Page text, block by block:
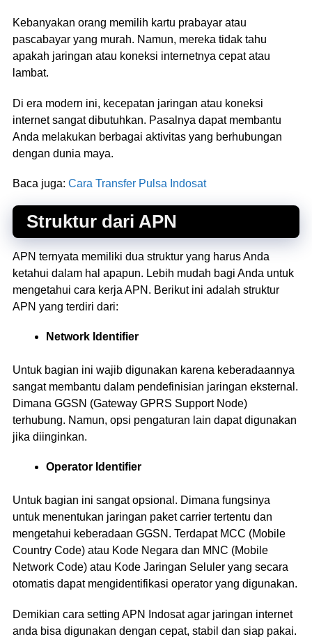
Kebanyakan orang memilih kartu prabayar atau
pascabayar yang murah. Namun, mereka tidak tahu
apakah jaringan atau koneksi internetnya cepat atau
lambat.
Di era modern ini, kecepatan jaringan atau koneksi
internet sangat dibutuhkan. Pasalnya dapat membantu
Anda melakukan berbagai aktivitas yang berhubungan
dengan dunia maya.
Baca juga: Cara Transfer Pulsa Indosat
Struktur dari APN
APN ternyata memiliki dua struktur yang harus Anda
ketahui dalam hal apapun. Lebih mudah bagi Anda untuk
mengetahui cara kerja APN. Berikut ini adalah struktur
APN yang terdiri dari:
Network Identifier
Untuk bagian ini wajib digunakan karena keberadaannya
sangat membantu dalam pendefinisian jaringan eksternal.
Dimana GGSN (Gateway GPRS Support Node)
terhubung. Namun, opsi pengaturan lain dapat digunakan
jika diinginkan.
Operator Identifier
Untuk bagian ini sangat opsional. Dimana fungsinya
untuk menentukan jaringan paket carrier tertentu dan
mengetahui keberadaan GGSN. Terdapat MCC (Mobile
Country Code) atau Kode Negara dan MNC (Mobile
Network Code) atau Kode Jaringan Seluler yang secara
otomatis dapat mengidentifikasi operator yang digunakan.
Demikian cara setting APN Indosat agar jaringan internet
anda bisa digunakan dengan cepat, stabil dan siap pakai.